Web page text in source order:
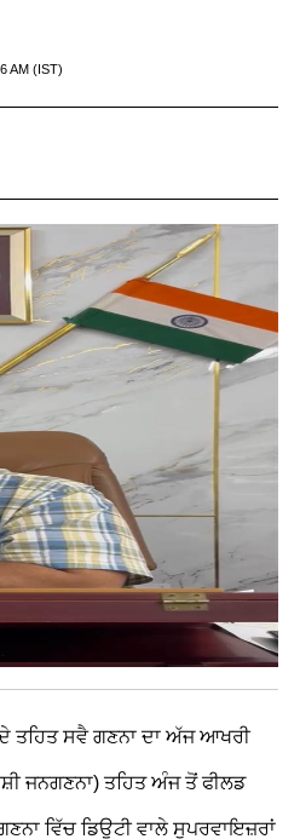
AM (IST)
ਤਹਿਤ ਸਵੈ ਗਣਨਾ ਦਾ ਅੱਜ ਆਖਰੀ
ਜਨਗਣਨਾ) ਤਹਿਤ ਅੰਜ ਤੋਂ ਫੀਲਡ
ਵਿੱਚ ਡਿਊਟੀ ਵਾਲੇ ਸੁਪਰਵਾਇਜ਼ਰਾਂ